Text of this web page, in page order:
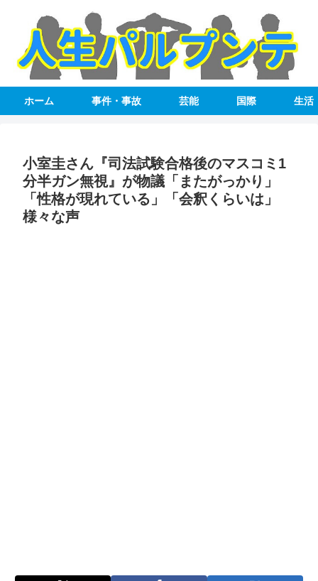
ホーム 事件・事故 芸能 国際 生活
小室圭さん『司法試験合格後のマスコミ1
分半ガン無視』が物議「またがっかり」
「性格が現れている」「会釈くらいは」
様々な声